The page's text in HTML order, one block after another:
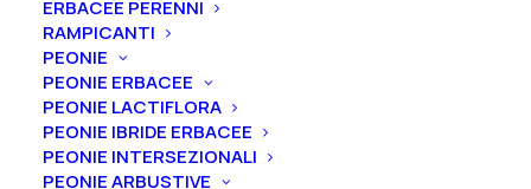
ERBACEE PERENNI
RAMPICANTI
PEONIE
PEONIE ERBACEE
PEONIE LACTIFLORA
PEONIE IBRIDE ERBACEE
PEONIE INTERSEZIONALI
PEONIE ARBUSTIVE